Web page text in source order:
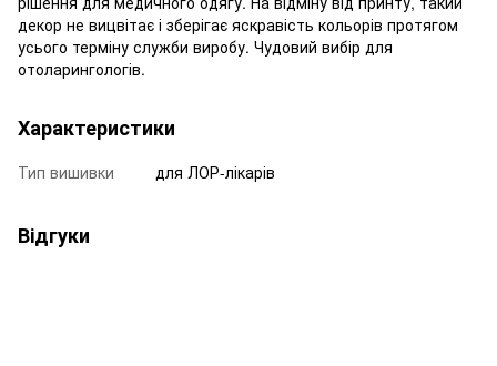
декор не вицвітає і зберігає яскравість кольорів протягом
усього терміну служби виробу. Чудовий вибір для
отоларингологів.
Характеристики
Тип вишивки для ЛОР-лікарів
Відгуки